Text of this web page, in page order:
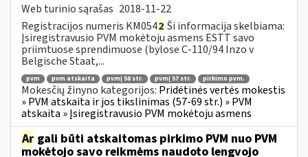
Web turinio sąrašas 2018-11-22
Registracijos numeris KM0542 Ši informacija skelbiama:
Įsiregistravusio PVM mokėtoju asmens ESTT savo
priimtuose sprendimuose (bylose C-110/94 Inzo v
Belgische Staat,...
pvm pvm atskaita pvmį 58 str. pvmį 57 str. pirkimo pvm.
Mokesčių žinyno kategorijos: Pridėtinės vertės mokestis
» PVM atskaita ir jos tikslinimas (57-69 str.) » PVM
atskaita » Įsiregistravusio PVM mokėtoju asmens
Ar gali būti atskaitomas pirkimo PVM nuo PVM
mokėtojo savo reikmėms naudoto lengvojo